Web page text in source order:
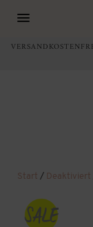
Start / Deaktiviert